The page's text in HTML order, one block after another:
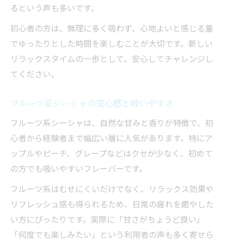
るという声も多いです。
初心者の方は、無理に多く吸わず、心地よいと感じる量
でゆったりとした時間を楽しむことが大切です。新しい
リラックスタイムの一歩として、安心してチャレンジし
てください。
フルーツ系シーシャの安心感と吸いやすさ
フルーツ系シーシャは、自然な甘みと香りが特徴で、初
心者から経験者まで幅広い層に人気があります。特にア
ップルやピーチ、グレープなどはクセが少なく、初めて
の方でも吸いやすいフレーバーです。
フルーツ系はむせにくいだけでなく、リラックス効果や
リフレッシュ感も得られるため、日常の疲れを癒やした
い方にぴったりです。実際に「甘さがちょうど良い」
「何度でも楽しみたい」という利用者の声も多く寄せら